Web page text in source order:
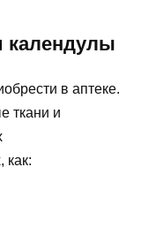
календулы
в аптеке.
ткани и
как: